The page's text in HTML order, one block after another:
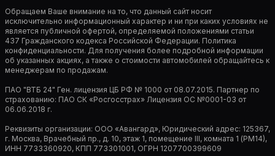
Обращаем Ваше внимание на то, что данный сайт носит
исключительно информационный характер и ни при каких условиях не
является публичной офертой, определяемой положениями статьи
437 Гражданского кодекса Российской Федерации. Политика
конфиденциальности. Для получения более подробной информации
об указанных акциях, а также о стоимости автомобилей обращайтесь к
менеджерам по продажам.
ПАО "ВТБ 24" Ген. лицензия ЦБ РФ № 1000 от 08.07.2015. Партнер по
страхованию: ПАО СК «Росгосстрах» Лицензия ОС №0001-03 от
06.06.2018 г.
Реквизиты организации: ООО «Авангард», Юридический адрес: 125367,
г. Москва, Врачебный пр., д. 10, этаж 1, помещение III, комната 1 (РМ14),
ИНН 7733360920, КПП 773301001, ОГРН 1207700399609